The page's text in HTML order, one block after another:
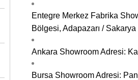
Entegre Merkez Fabrika
Bölgesi, Adapazarı /
Ankara Showroom Adresi:
Bursa Showroom Adresi: